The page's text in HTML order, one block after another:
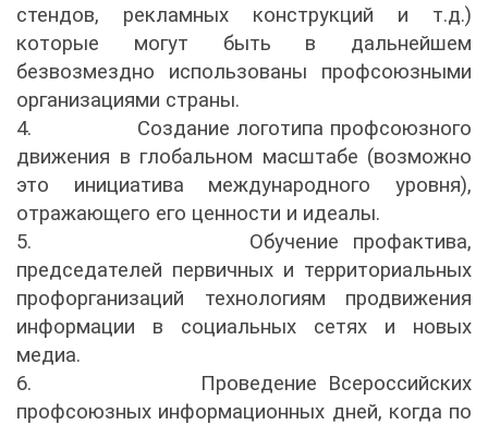
стендов, рекламных конструкций и т.д.)
которые могут быть в дальнейшем
безвозмездно использованы профсоюзными
организациями страны.
4. Создание логотипа профсоюзного
движения в глобальном масштабе (возможно
это инициатива международного уровня),
отражающего его ценности и идеалы.
5. Обучение профактива,
председателей первичных и территориальных
профорганизаций технологиям продвижения
информации в социальных сетях и новых
медиа.
6. Проведение Всероссийских
профсоюзных информационных дней, когда по